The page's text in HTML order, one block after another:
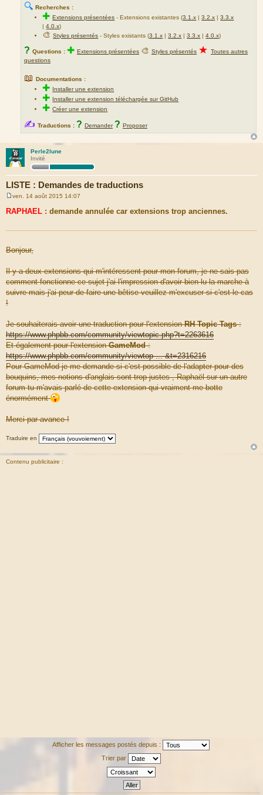
🔍 Recherches :
✚Extensions présentées -Extensions existantes (3.1.x |3.2.x |3.3.x
|4.0.x)
🎨Styles présentés - Styles existants (3.1.x |3.2.x |3.3.x |4.0.x)
? Questions : ✚ Extensions présentées 🎨 Styles présentés ★ Toutes autres
questions
📖 Documentations :
✚ Installer une extension
✚ Installer une extension téléchargée sur GitHub
✚Créer une extension
✍ Traductions : ? Demander ? Proposer
Perle2lune
Invité
LISTE : Demandes de traductions
e
s
a
ven. 14 août 2015 14:07
RAPHAEL : demande annulée car extensions trop anciennes.
Bonjour,
Il y a deux extensions qui m'intéressent pour mon forum, je ne sais pas
comment fonctionne ce sujet j'ai l'impression d'avoir bien lu la marche à
suivre mais j'ai peur de faire une bêtise veuillez m'excuser si c'est le cas
!
Je souhaiterais avoir une traduction pour l'extensionRH Topic Tags:
https://www.phpbb.com/community/viewtopic.php?t=2263616
Et également pour l'extensionGameMod:
https://www.phpbb.com/community/viewtop ... &t=2316216
Pour GameMod je me demande si c'est possible de l'adapter pour des
bouquins, mes notions d'anglais sont trop justes , Raphaël sur un autre
forum tu m'avais parlé de cette extension qui vraiment me botte
énormément
Merci par avance !
Traduire en
Contenu publicitaire :
Afficher les messages postés depuis :
Trier par